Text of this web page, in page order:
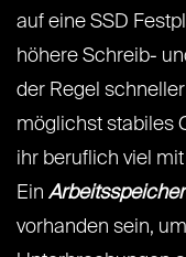
auf eine SSD
höhere Schreib-
der Regel
möglichst stabiles
ihr beruflich viel
Ein
vorhanden sein,